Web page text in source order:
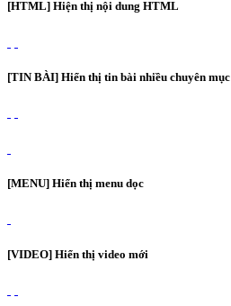
[HTML] Hiện thị nội dung HTML
[TIN BÀI] Hiển thị tin bài nhiều chuyên mục
[MENU] Hiển thị menu dọc
[VIDEO] Hiển thị video mới